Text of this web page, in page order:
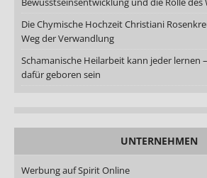
Die Chymische Hochzeit Christiani
Weg der Verwandlung
Schamanische Heilarbeit kann jeder lernen
dafür geboren sein
UNTERNEHMEN
Werbung auf Spirit Online